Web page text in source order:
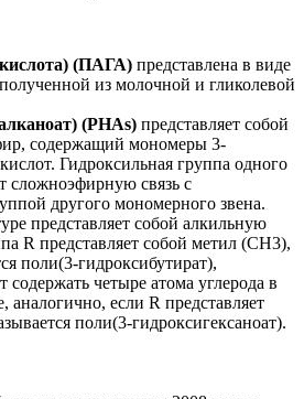
(ПАГА) представлена ​​в виде
из молочной и гликолевой
(PHAs) представляет собой
содержащий мономеры 3-
Гидроксильная группа одного
сложноэфирную связь с
другого мономерного звена.
представляет собой алкильную
R представляет собой метил (CH3),
поли(3-гидроксибутират),
содержать четыре атома углерода в
аналогично, если R представляет
поли(3-гидроксигексаноат).